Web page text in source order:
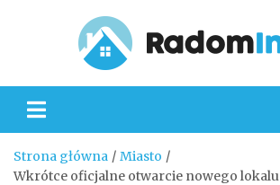
Strona główna
Miasto
Wkrótce oficjalne otwarcie nowego lokalu